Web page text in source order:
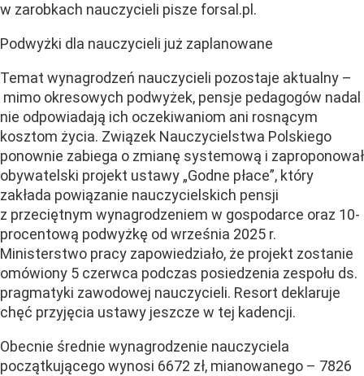
w zarobkach nauczycieli pisze forsal.pl.
Podwyżki dla nauczycieli już zaplanowane
Temat wynagrodzeń nauczycieli pozostaje aktualny –
mimo okresowych podwyżek, pensje pedagogów nadal
nie odpowiadają ich oczekiwaniom ani rosnącym
kosztom życia. Związek Nauczycielstwa Polskiego
ponownie zabiega o zmianę systemową i zaproponował
obywatelski projekt ustawy „Godne płace”, który
zakłada powiązanie nauczycielskich pensji
z przeciętnym wynagrodzeniem w gospodarce oraz 10-
procentową podwyżkę od września 2025 r.
Ministerstwo pracy zapowiedziało, że projekt zostanie
omówiony 5 czerwca podczas posiedzenia zespołu ds.
pragmatyki zawodowej nauczycieli. Resort deklaruje
chęć przyjęcia ustawy jeszcze w tej kadencji.
Obecnie średnie wynagrodzenie nauczyciela
początkującego wynosi 6672 zł, mianowanego – 7826